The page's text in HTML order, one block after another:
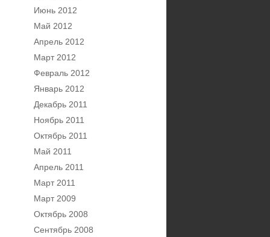
Июнь 2012
Май 2012
Апрель 2012
Март 2012
Февраль 2012
Январь 2012
Декабрь 2011
Ноябрь 2011
Октябрь 2011
Май 2011
Апрель 2011
Март 2011
Март 2009
Октябрь 2008
Сентябрь 2008